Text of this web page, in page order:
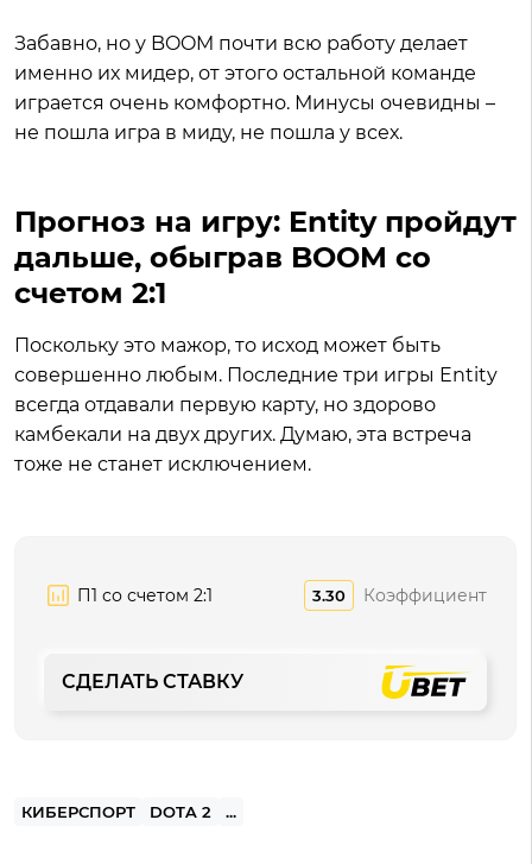
Забавно, но у BOOM почти всю работу делает
именно их мидер, от этого остальной команде
играется очень комфортно. Минусы очевидны –
не пошла игра в миду, не пошла у всех.
Прогноз на игру: Entity пройдут
дальше, обыграв BOOM со
счетом 2:1
Поскольку это мажор, то исход может быть
совершенно любым. Последние три игры Entity
всегда отдавали первую карту, но здорово
камбекали на двух других. Думаю, эта встреча
тоже не станет исключением.
П1 со счетом 2:1 3.30 Коэффициент
СДЕЛАТЬ СТАВКУ
КИБЕРСПОРТ DOTA 2 ...